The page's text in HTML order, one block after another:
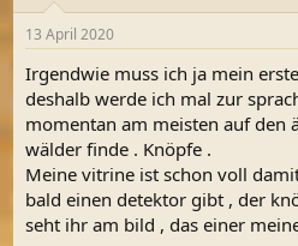
e
r
t
a
m
13 April 2020
Irgendwie muss ich ja mein
deshalb werde ich mal zur
momentan am meisten auf den
wälder finde . Knöpfe .
Meine vitrine ist schon voll
bald einen detektor gibt , der
seht ihr am bild , das einer